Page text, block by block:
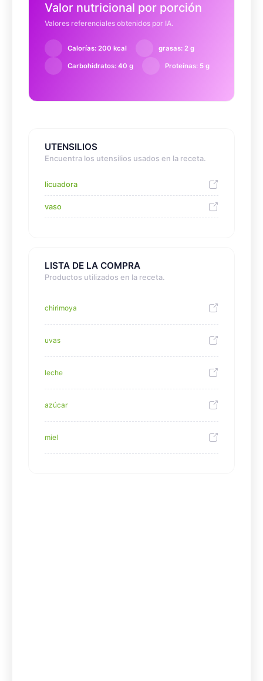
Valor nutricional por porción
Valores referenciales obtenidos por IA.
Calorías: 200 kcal grasas: 2 g
Carbohidratos: 40 g Proteínas: 5 g
UTENSILIOS
Encuentra los utensilios usados en la receta.
licuadora
vaso
LISTA DE LA COMPRA
Productos utilizados en la receta.
chirimoya
uvas
leche
azúcar
miel